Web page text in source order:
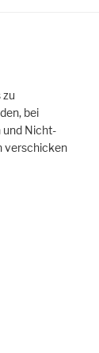
bei
und Nicht-
verschicken